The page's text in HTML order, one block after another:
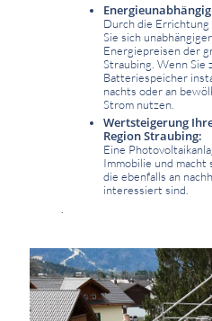
Durch die Errichtung
Sie sich
Energiepreisen der
Straubing. Wenn Sie
Batteriespeicher
nachts oder an
Strom nutzen.
Wertsteigerung
Region Straubing:
Eine
Immobilie und
die ebenfalls an
interessiert sind.